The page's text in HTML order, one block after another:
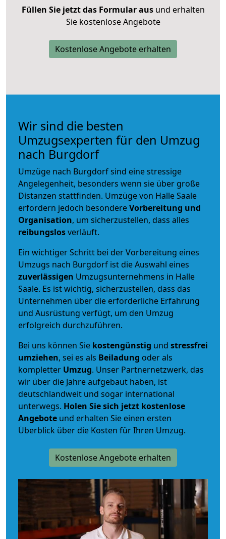
Füllen Sie jetzt das Formular ausund erhalten
Sie kostenlose Angebote
Kostenlose Angebote erhalten
Wir sind die besten
Umzugsexperten für den Umzug
nach Burgdorf
Umzüge nach Burgdorf sind eine stressige
Angelegenheit, besonders wenn sie über große
Distanzen stattfinden. Umzüge von Halle Saale
erfordern jedoch besondereVorbereitung und
Organisation, um sicherzustellen, dass alles
reibungslosverläuft.
Ein wichtiger Schritt bei der Vorbereitung eines
Umzugs nach Burgdorf ist die Auswahl eines
zuverlässigen Umzugsunternehmens in Halle
Saale. Es ist wichtig, sicherzustellen, dass das
Unternehmen über die erforderliche Erfahrung
und Ausrüstung verfügt, um den Umzug
erfolgreich durchzuführen.
Bei uns können Sie kostengünstig und stressfrei
umziehen, sei es als Beiladung oder als
kompletter Umzug. Unser Partnernetzwerk, das
wir über die Jahre aufgebaut haben, ist
deutschlandweit und sogar international
unterwegs. Holen Sie sich jetzt kostenlose
Angebote und erhalten Sie einen ersten
Überblick über die Kosten für Ihren Umzug.
Kostenlose Angebote erhalten